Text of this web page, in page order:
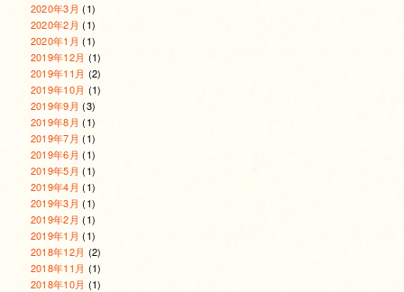
2020年3月 (1)
2020年2月 (1)
2020年1月 (1)
2019年12月 (1)
2019年11月 (2)
2019年10月 (1)
2019年9月 (3)
2019年8月 (1)
2019年7月 (1)
2019年6月 (1)
2019年5月 (1)
2019年4月 (1)
2019年3月 (1)
2019年2月 (1)
2019年1月 (1)
2018年12月 (2)
2018年11月 (1)
2018年10月 (1)